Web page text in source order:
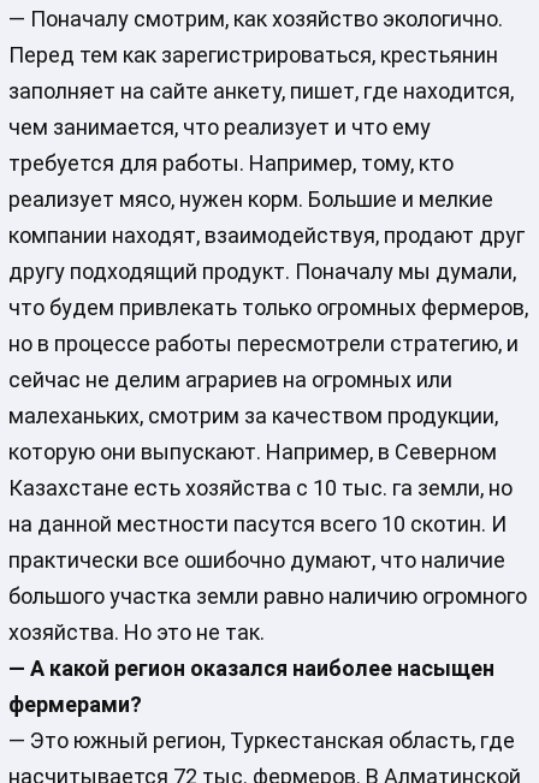
— Поначалу смотрим, как хозяйство экологично.
Перед тем как зарегистрироваться, крестьянин
заполняет на сайте анкету, пишет, где находится,
чем занимается, что реализует и что ему
требуется для работы. Например, тому, кто
реализует мясо, нужен корм. Большие и мелкие
компании находят, взаимодействуя, продают друг
другу подходящий продукт. Поначалу мы думали,
что будем привлекать только огромных фермеров,
но в процессе работы пересмотрели стратегию, и
сейчас не делим аграриев на огромных или
малеханьких, смотрим за качеством продукции,
которую они выпускают. Например, в Северном
Казахстане есть хозяйства с 10 тыс. га земли, но
на данной местности пасутся всего 10 скотин. И
практически все ошибочно думают, что наличие
большого участка земли равно наличию огромного
хозяйства. Но это не так.
— А какой регион оказался наиболее насыщен
фермерами?
— Это южный регион, Туркестанская область, где
насчитывается 72 тыс. фермеров. В Алматинской